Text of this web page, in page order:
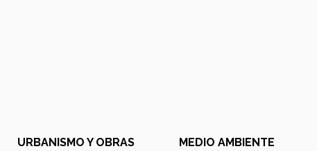
URBANISMO Y OBRAS MEDIO AMBIENTE